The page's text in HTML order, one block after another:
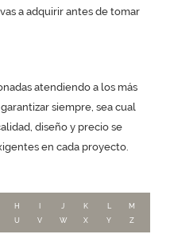
a adquirir antes de tomar
atendiendo a los más
siempre, sea cual
diseño y precio se
en cada proyecto.
H I J K L
M
U V W X Y Z